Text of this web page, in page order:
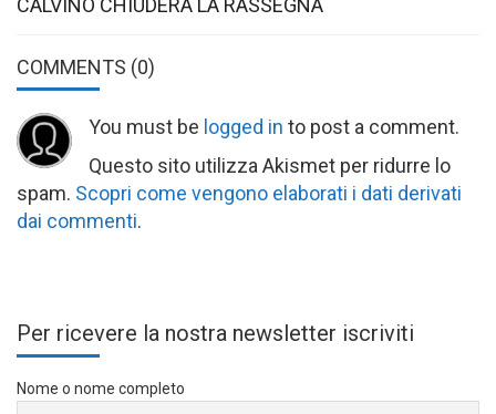
CALVINO CHIUDERÀ LA RASSEGNA
COMMENTS (0)
You must be logged in to post a comment.
Questo sito utilizza Akismet per ridurre lo
spam. Scopri come vengono elaborati i dati derivati
dai commenti.
Per ricevere la nostra newsletter iscriviti
Nome o nome completo